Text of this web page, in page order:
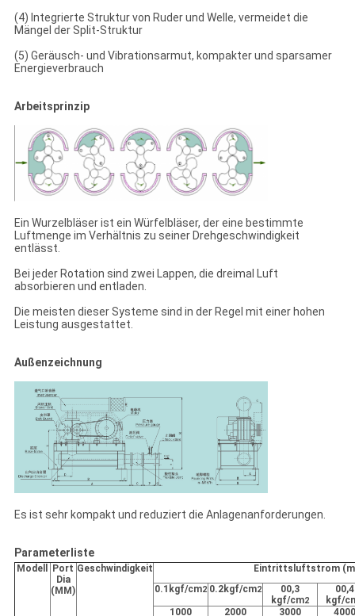
(4) Integrierte Struktur von Ruder und Welle, vermeidet die
Mängel der Split-Struktur
(5) Geräusch- und Vibrationsarmut, kompakter und sparsamer
Energieverbrauch
Arbeitsprinzip
Ein Wurzelbläser ist ein Würfelbläser, der eine bestimmte
Luftmenge im Verhältnis zu seiner Drehgeschwindigkeit
entlässt.
Bei jeder Rotation sind zwei Lappen, die dreimal Luft
absorbieren und entladen.
Die meisten dieser Systeme sind in der Regel mit einer hohen
Leistung ausgestattet.
Außenzeichnung
Es ist sehr kompakt und reduziert die Anlagenanforderungen.
Parameterliste
Modell
Port
Dia
(MM)
Geschwindigkeit
Eintrittsluftstrom
0.1kgf/cm2 0.2kgf/cm2
00,3
kgf/cm2
00,4
kgf/
1000
2000
3000
4000